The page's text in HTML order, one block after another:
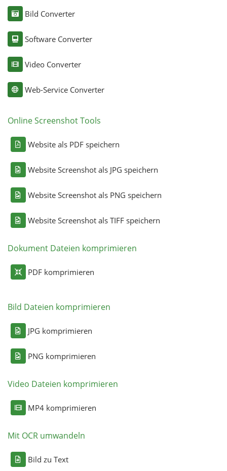
Bild Converter
Software Converter
Video Converter
Web-Service Converter
Online Screenshot Tools
Website als PDF speichern
Website Screenshot als JPG speichern
Website Screenshot als PNG speichern
Website Screenshot als TIFF speichern
Dokument Dateien komprimieren
PDF komprimieren
Bild Dateien komprimieren
JPG komprimieren
PNG komprimieren
Video Dateien komprimieren
MP4 komprimieren
Mit OCR umwandeln
Bild zu Text